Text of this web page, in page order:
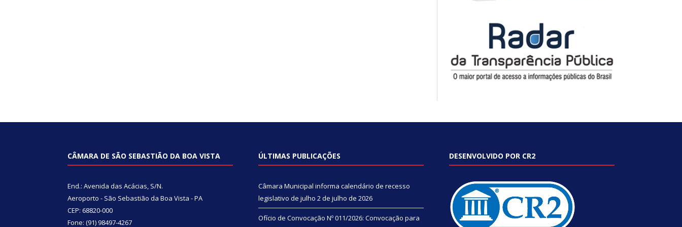
CÂMARA DE SÃO SEBASTIÃO DA BOA VISTA
End.: Avenida das Acácias, S/N.
Aeroporto - São Sebastião da Boa Vista - PA
CEP: 68820-000
Fone: (91) 98497-4267
ÚLTIMAS PUBLICAÇÕES
Câmara Municipal informa calendário de recesso
legislativo de julho 2 de julho de 2026
Ofício de Convocação Nº 011/2026: Convocação para
DESENVOLVIDO POR CR2